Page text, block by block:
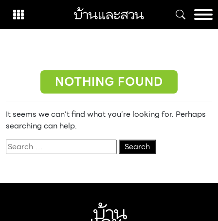
content
NOTHING FOUND
It seems we can’t find what you’re looking for. Perhaps
searching can help.
Search
for: